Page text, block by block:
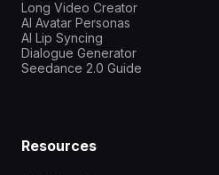
Long Video Creator
AI Avatar Personas
AI Lip Syncing
Dialogue Generator
Seedance 2.0 Guide
Resources